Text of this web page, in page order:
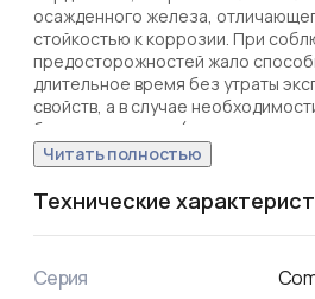
осажденного железа,
стойкостью к коррозии. При
предосторожностей жало
длительное время без утраты
свойств, а в случае
быстро заменить (сменное жало в
Керамический нагреватель
жала и длительный срок службы
Карболитовый колпачок,
защитит жало и корпус паяльника
время транспортировки или
пластика с резиновыми
Читать полностью
Технические
Серия